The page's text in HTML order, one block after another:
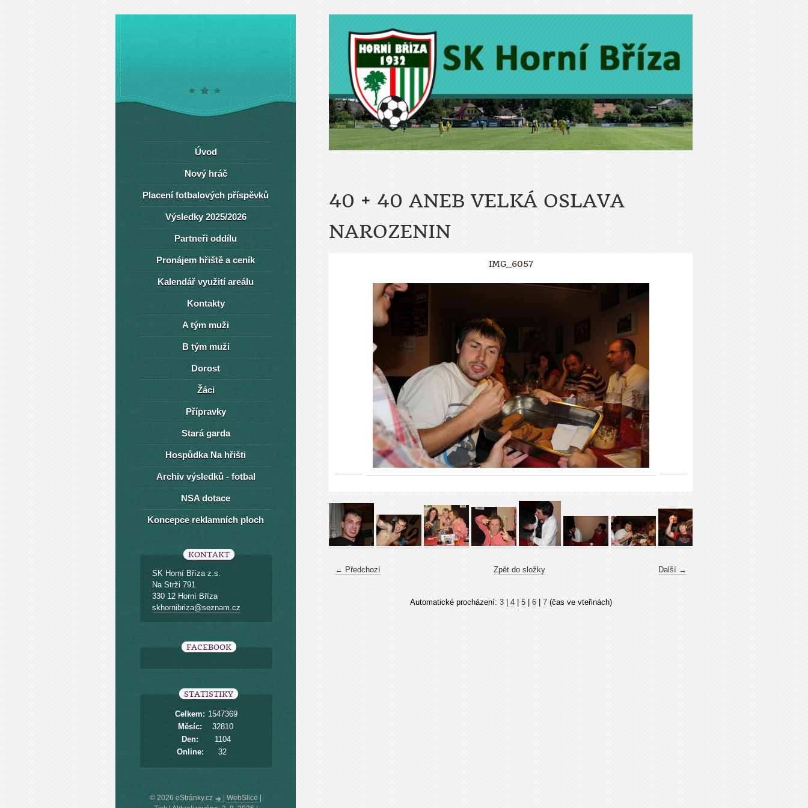
40 + 40 ANEB VELKÁ OSLAVA
NAROZENIN
IMG_6057
← Předchozí Další →
Zpět do složky
Automatické procházení: 3| 4| 5| 6| 7(čas ve vteřinách)
Úvod
Nový hráč
Placení fotbalových příspěvků
Výsledky 2025/2026
Partneři oddílu
Pronájem hřiště a ceník
Kalendář využití areálu
Kontakty
A tým muži
B tým muži
Dorost
Žáci
Přípravky
Stará garda
Hospůdka Na hřišti
Archiv výsledků - fotbal
NSA dotace
Koncepce reklamních ploch
KONTAKT
SK Horní Bříza z.s.
Na Strži 791
330 12 Horní Bříza
skhornibriza@seznam.cz
FACEBOOK
STATISTIKY
Online: 32
Celkem: 1547369
Měsíc:
32810
Den:
1104
© 2026 eStránky.cz WebSlice